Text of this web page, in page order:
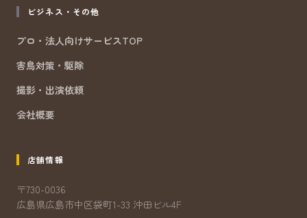
ビジネス・その他
プロ・法人向けサービスTOP
害鳥対策・駆除
撮影・出演依頼
会社概要
店舗情報
〒730-0036
広島県広島市中区袋町1-33 沖田ビル4F